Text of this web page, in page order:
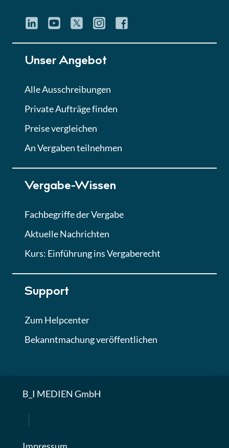
Unser Angebot
Alle Ausschreibungen
Private Aufträge finden
Preise vergleichen
An Vergaben teilnehmen
Vergabe-Wissen
Fachbegriffe der Vergabe
Aktuelle Nachrichten
Kurs: Einführung ins Vergaberecht
Support
Zum Helpcenter
Bekanntmachung veröffentlichen
B_I MEDIEN GmbH